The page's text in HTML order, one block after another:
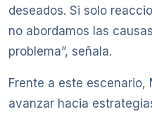
deseados. Si solo
no abordamos las
problema”, señala.
Frente a este escenario,
avanzar hacia